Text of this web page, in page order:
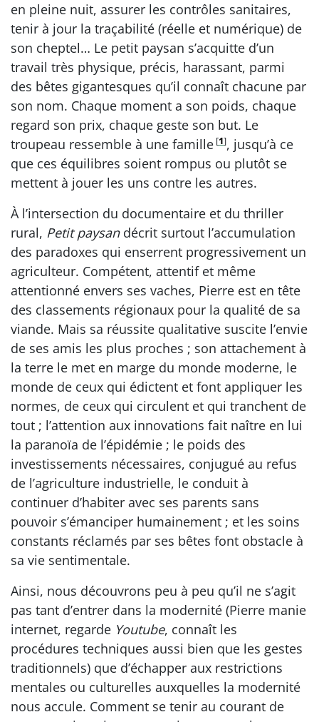
en pleine nuit, assurer les contrôles sanitaires,
tenir à jour la traçabilité (réelle et numérique) de
son cheptel… Le petit paysan s’acquitte d’un
travail très physique, précis, harassant, parmi
des bêtes gigantesques qu’il connaît chacune par
son nom. Chaque moment a son poids, chaque
regard son prix, chaque geste son but. Le
troupeau ressemble à une famille [1], jusqu’à ce
que ces équilibres soient rompus ou plutôt se
mettent à jouer les uns contre les autres.
À l’intersection du documentaire et du thriller
rural, Petit paysandécrit surtout l’accumulation
des paradoxes qui enserrent progressivement un
agriculteur. Compétent, attentif et même
attentionné envers ses vaches, Pierre est en tête
des classements régionaux pour la qualité de sa
viande. Mais sa réussite qualitative suscite l’envie
de ses amis les plus proches ; son attachement à
la terre le met en marge du monde moderne, le
monde de ceux qui édictent et font appliquer les
normes, de ceux qui circulent et qui tranchent de
tout ; l’attention aux innovations fait naître en lui
la paranoïa de l’épidémie ; le poids des
investissements nécessaires, conjugué au refus
de l’agriculture industrielle, le conduit à
continuer d’habiter avec ses parents sans
pouvoir s’émanciper humainement ; et les soins
constants réclamés par ses bêtes font obstacle à
sa vie sentimentale.
Ainsi, nous découvrons peu à peu qu’il ne s’agit
pas tant d’entrer dans la modernité (Pierre manie
internet, regarde Youtube, connaît les
procédures techniques aussi bien que les gestes
traditionnels) que d’échapper aux restrictions
mentales ou culturelles auxquelles la modernité
nous accule. Comment se tenir au courant de